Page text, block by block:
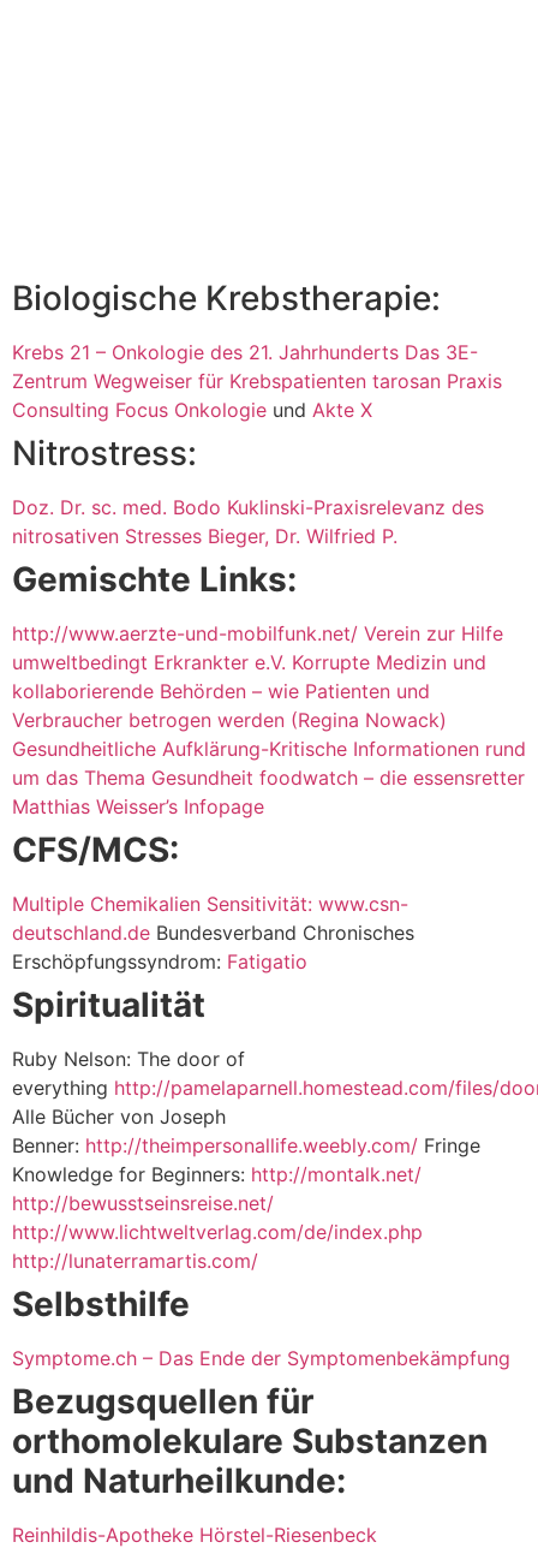
Biologische Krebstherapie:
Krebs 21 – Onkologie des 21. Jahrhunderts Das 3E-
Zentrum Wegweiser für Krebspatienten tarosan Praxis
Consulting Focus Onkologie und Akte X
Nitrostress:
Doz. Dr. sc. med. Bodo Kuklinski-Praxisrelevanz des
nitrosativen Stresses Bieger, Dr. Wilfried P.
Gemischte Links:
http://www.aerzte-und-mobilfunk.net/ Verein zur Hilfe
umweltbedingt Erkrankter e.V. Korrupte Medizin und
kollaborierende Behörden – wie Patienten und
Verbraucher betrogen werden (Regina Nowack)
Gesundheitliche Aufklärung-Kritische Informationen rund
um das Thema Gesundheit foodwatch – die essensretter
Matthias Weisser’s Infopage
CFS/MCS:
Multiple Chemikalien Sensitivität: www.csn-
deutschland.de Bundesverband Chronisches
Erschöpfungssyndrom: Fatigatio
Spiritualität
Ruby Nelson: The door of
everything http://pamelaparnell.homestead.com/files/
Alle Bücher von Joseph
Benner: http://theimpersonallife.weebly.com/ Fringe
Knowledge for Beginners: http://montalk.net/
http://bewusstseinsreise.net/
http://www.lichtweltverlag.com/de/index.php
http://lunaterramartis.com/
Selbsthilfe
Symptome.ch – Das Ende der Symptomenbekämpfung
Bezugsquellen für
orthomolekulare Substanzen
und Naturheilkunde:
Reinhildis-Apotheke Hörstel-Riesenbeck